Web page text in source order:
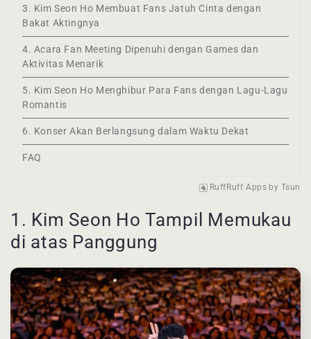
3. Kim Seon Ho Membuat Fans Jatuh Cinta dengan
Bakat Aktingnya
4. Acara Fan Meeting Dipenuhi dengan Games dan
Aktivitas Menarik
5. Kim Seon Ho Menghibur Para Fans dengan Lagu-Lagu
Romantis
6. Konser Akan Berlangsung dalam Waktu Dekat
FAQ
RuffRuff Apps by Tsun
1. Kim Seon Ho Tampil Memukau
di atas Panggung